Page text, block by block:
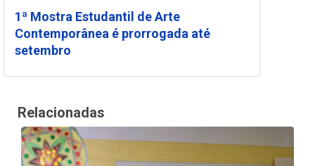
1ª Mostra Estudantil de Arte
Contemporânea é prorrogada até
setembro
Relacionadas